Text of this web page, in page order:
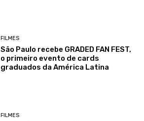
FILMES
São Paulo recebe GRADED FAN FEST,
o primeiro evento de cards
graduados da América Latina
FILMES